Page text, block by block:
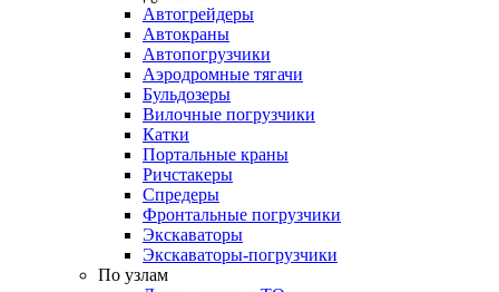
Автогрейдеры
Автокраны
Автопогрузчики
Аэродромные тягачи
Бульдозеры
Вилочные погрузчики
Катки
Портальные краны
Ричстакеры
Спредеры
Фронтальные погрузчики
Экскаваторы
Экскаваторы-погрузчики
По узлам